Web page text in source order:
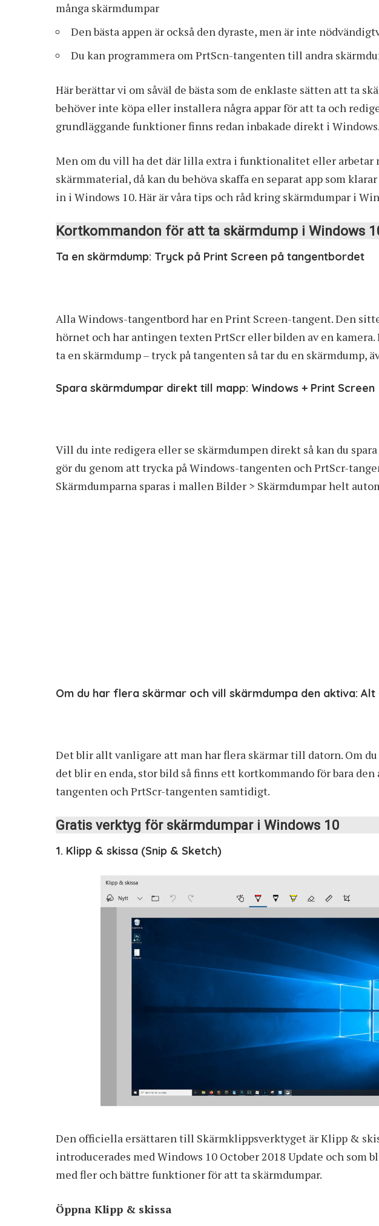
många skärmdumpar
Den bästa appen är också den dyraste, men är inte
Du kan programmera om PrtScn-tangenten till andra
Här berättar vi om såväl de bästa som de enklaste sätten att ta
behöver inte köpa eller installera några appar för att ta och
grundläggande funktioner finns redan inbakade direkt i Windows.
Men om du vill ha det där lilla extra i funktionalitet eller arbetar
skärmmaterial, då kan du behöva skaffa en separat app som
in i Windows 10. Här är våra tips och råd kring skärmdumpar i
Kortkommandon för att ta skärmdump i Windows
Ta en skärmdump: Tryck på Print Screen på tangentbordet
Alla Windows-tangentbord har en Print Screen-tangent. Den
hörnet och har antingen texten PrtScr eller bilden av en
ta en skärmdump – tryck på tangenten så tar du en skärmdump,
Spara skärmdumpar direkt till mapp: Windows + Print Screen
Vill du inte redigera eller se skärmdumpen direkt så kan du
gör du genom att trycka på Windows-tangenten och PrtScr-
Skärmdumparna sparas i mallen Bilder > Skärmdumpar helt
Om du har flera skärmar och vill skärmdumpa den aktiva: Alt
Det blir allt vanligare att man har flera skärmar till datorn. Om
det blir en enda, stor bild så finns ett kortkommando för bara
tangenten och PrtScr-tangenten samtidigt.
Gratis verktyg för skärmdumpar i Windows 10
1. Klipp & skissa (Snip & Sketch)
Den officiella ersättaren till Skärmklippsverktyget ärKlipp &
introducerades med Windows 10 October 2018 Update och som
med fler och bättre funktioner för att ta skärmdumpar.
Öppna Klipp & skissa